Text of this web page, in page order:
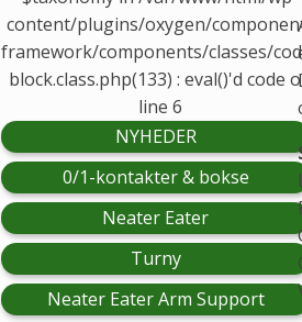
content/plugins/oxygen/
framework/components/classes/
block.class.php(133) : eval()'d code
line 6
NYHEDER
0/1-kontakter & bokse
Neater Eater
Turny
Neater Eater Arm Support